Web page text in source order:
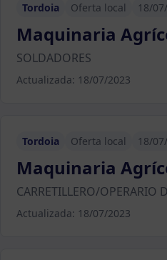
Tordoia Oferta local 18/
Maquinaria
SOLDADORES
Actualizada: 18/07/2023
Tordoia Oferta local 18/
Maquinaria
CARRETILLERO/OPERARIO
Actualizada: 18/07/2023